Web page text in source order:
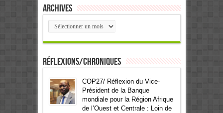
Archives
Archives
Réflexions/Chroniques
COP27/ Réflexion du Vice-
Président de la Banque
mondiale pour la Région Afrique
de l’Ouest et Centrale : Loin de